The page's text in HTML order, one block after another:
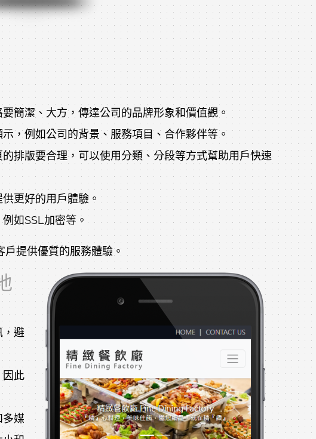
簡潔、大方，傳達公司的品牌形象和價值觀。
，例如公司的背景、服務項目、合作夥伴等。
排版要合理，可以使用分類、分段等方式幫助用戶快速
更好的用戶體驗。
如SSL加密等。
提供優質的服務體驗。
，避
因此
多媒